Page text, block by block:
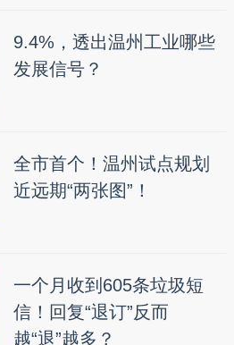
9.4%，透出温州工业哪些
发展信号？
全市首个！温州试点规划
近远期“两张图”！
一个月收到605条垃圾短
信！回复“退订”反而
越“退”越多？